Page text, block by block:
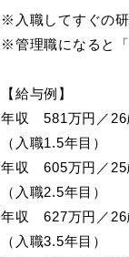
※入職してすぐの
※管理職になると
【給与例】
年収　581万円／
（入職1.5年目）
年収　605万円／
（入職2.5年目）
年収　627万円／
（入職3.5年目）